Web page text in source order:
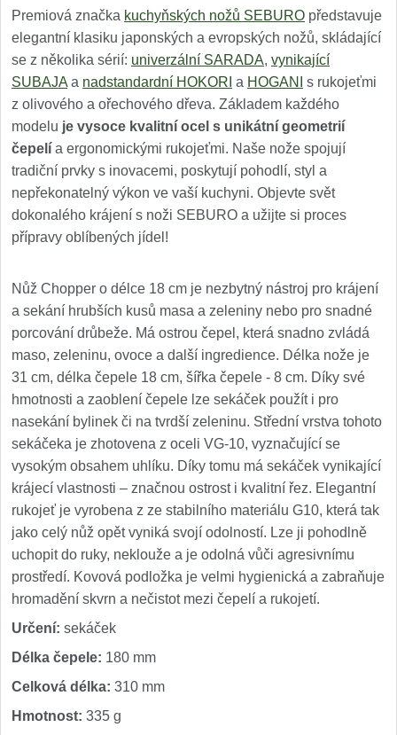
Premiová značka kuchyňských nožů SEBURO představuje
elegantní klasiku japonských a evropských nožů, skládající
se z několika sérií: univerzální SARADA, vynikající
SUBAJA a nadstandardní HOKORI a HOGANI
s rukojeťmi
z olivového a ořechového dřeva. Základem každého
modelu je vysoce kvalitní ocel s unikátní geometrií
čepelí a ergonomickými rukojeťmi. Naše nože spojují
tradiční prvky s inovacemi, poskytují pohodlí, styl a
nepřekonatelný výkon ve vaší kuchyni. Objevte svět
dokonalého krájení s noži SEBURO a užijte si proces
přípravy oblíbených jídel!
Nůž Chopper o délce 18 cm je nezbytný nástroj pro krájení
a sekání hrubších kusů masa a zeleniny nebo pro snadné
porcování drůbeže. Má ostrou čepel, která snadno zvládá
maso, zeleninu, ovoce a další ingredience. Délka nože je
31 cm, délka čepele 18 cm, šířka čepele - 8 cm. Díky své
hmotnosti a zaoblení čepele lze sekáček použít i pro
nasekání bylinek či na tvrdší zeleninu. Střední vrstva tohoto
sekáčeka je zhotovena z oceli VG-10, vyznačující se
vysokým obsahem uhlíku. Díky tomu má sekáček vynikající
krájecí vlastnosti – značnou ostrost i kvalitní řez. Elegantní
rukojeť je vyrobena z ze stabilního materiálu G10, která tak
jako celý nůž opět vyniká svojí odolností. Lze ji pohodlně
uchopit do ruky, neklouže a je odolná vůči agresivnímu
prostředí. Kovová podložka je velmi hygienická a zabraňuje
hromadění skvrn a nečistot mezi čepelí a rukojetí.
Určení: sekáček
Délka čepele: 180 mm
Celková délka: 310 mm
Hmotnost: 335 g